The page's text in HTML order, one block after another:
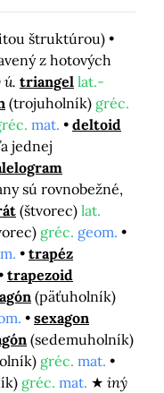
štruktúrou)
z hotových
triangel lat.-
(trojuholník) gréc.
mat.
deltoid
jednej
sú rovnobežné,
(štvorec) lat.
gréc. geom.
trapéz
trapezoid
(päťuholník)
sexagon
(sedemuholník)
gréc. mat.
gréc. mat.
iný